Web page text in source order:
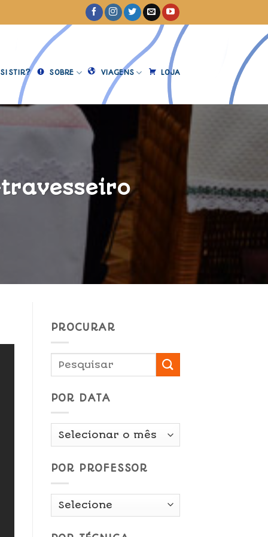
SOBRE VIAGENS LOJA
PROCURAR
POR DATA
Por
POR PROFESSOR